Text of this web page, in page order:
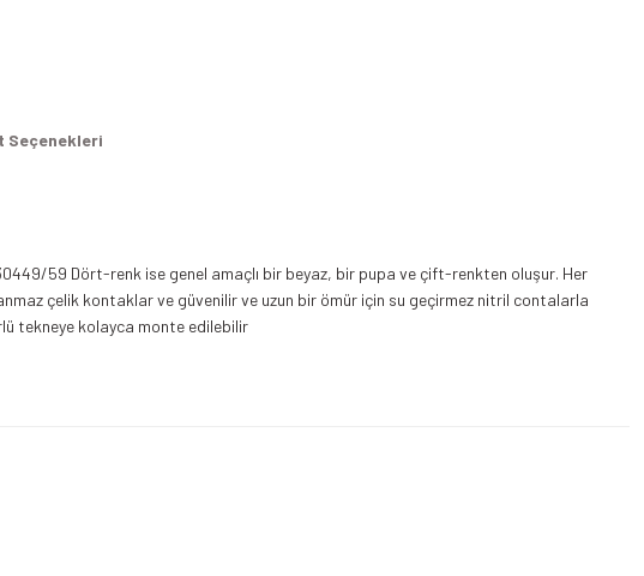
Seçenekleri
59 Dört-renk ise genel amaçlı bir beyaz, bir pupa ve çift-renkten oluşur. Her
çelik kontaklar ve güvenilir ve uzun bir ömür için su geçirmez nitril contalarla
tekneye kolayca monte edilebilir